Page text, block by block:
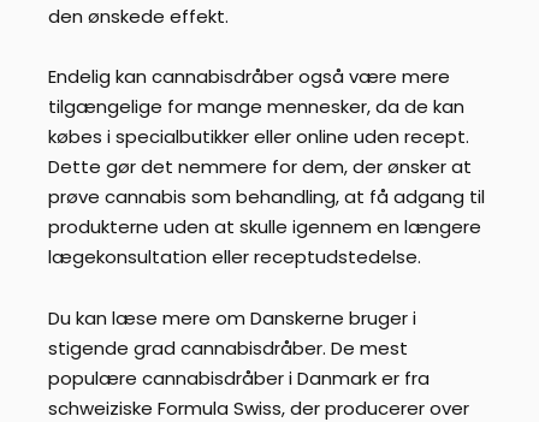
den ønskede effekt.
Endelig kan cannabisdråber også være mere
tilgængelige for mange mennesker, da de kan
købes i specialbutikker eller online uden recept.
Dette gør det nemmere for dem, der ønsker at
prøve cannabis som behandling, at få adgang til
produkterne uden at skulle igennem en længere
lægekonsultation eller receptudstedelse.
Du kan læse mere om Danskerne bruger i
stigende grad cannabisdråber. De mest
populære cannabisdråber i Danmark er fra
schweiziske Formula Swiss, der producerer over